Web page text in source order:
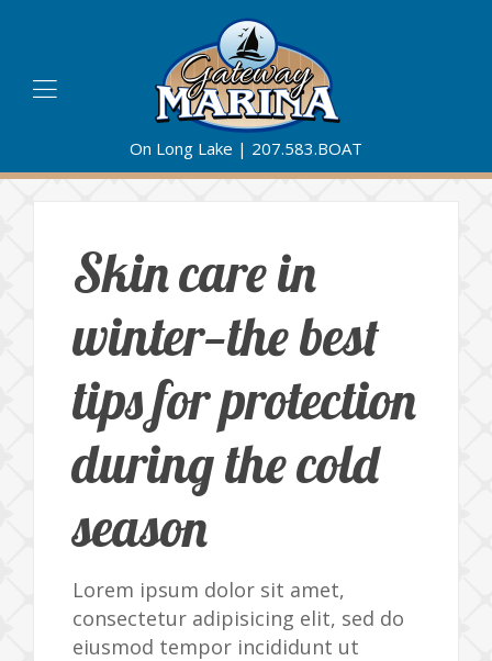
On Long Lake | 207.583.BOAT
Skin care in
winter—the best
tips for protection
during the cold
season
Lorem ipsum dolor sit amet,
consectetur adipisicing elit, sed do
eiusmod tempor incididunt ut